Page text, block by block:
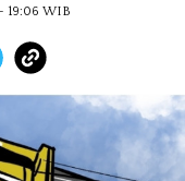
19:06 WIB